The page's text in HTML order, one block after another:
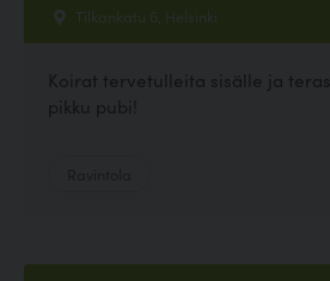
Tilkankatu 6, Helsinki
Koirat tervetulleita sisälle ja